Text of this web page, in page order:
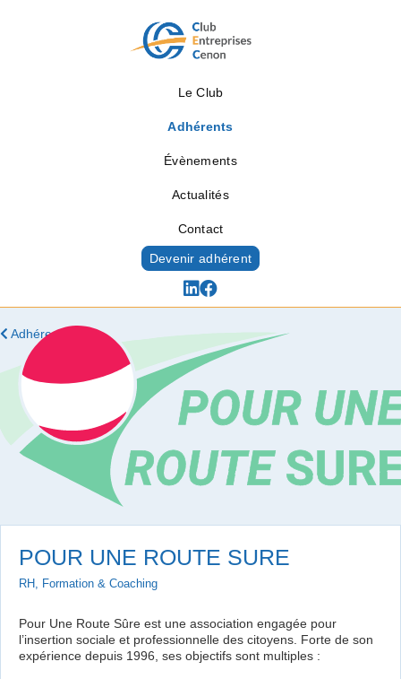
Le Club
Adhérents
Évènements
Actualités
Contact
Devenir adhérent
Adhérents
POUR UNE ROUTE SURE
RH, Formation & Coaching
Pour Une Route Sûre est une association engagée pour
l’insertion sociale et professionnelle des citoyens. Forte de son
expérience depuis 1996, ses objectifs sont multiples :